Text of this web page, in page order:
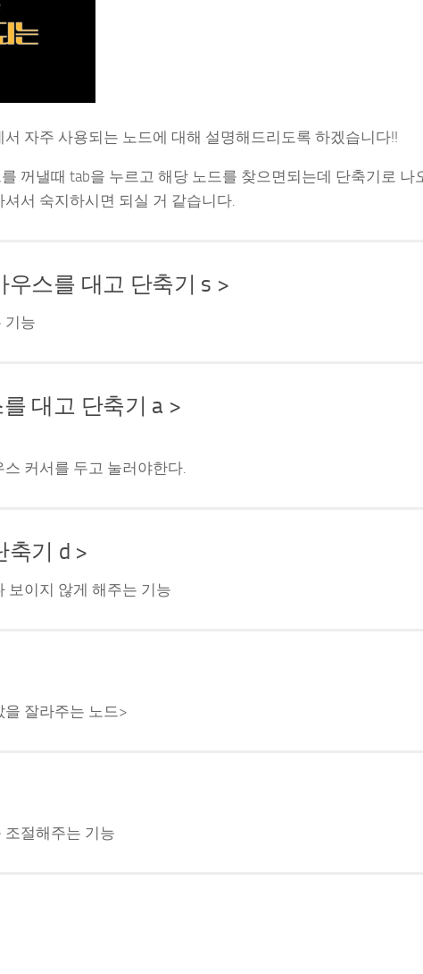
자주 사용되는 노드에 대해 설명해드리도록 하겠습니다!!
꺼낼때 tab을 누르고 해당 노드를 찾으면되는데 단축기로 나
서 숙지하시면 되실 거 같습니다.
우스를 대고 단축기 s >
기능
대고 단축기 a >
커서를 두고 눌러야한다.
축기 d >
보이지 않게 해주는 기능
잘라주는 노드>
조절해주는 기능